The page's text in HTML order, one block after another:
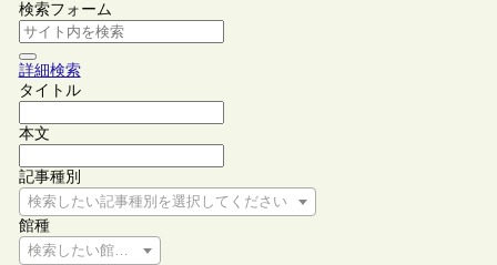
検索フォーム
詳細検索
タイトル
本文
記事種別
検索したい記事種別を選択してください
館種
検索したい館種を選択してください